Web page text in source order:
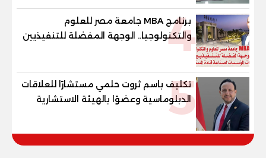
والنور للمكفوفين
4
برنامج MBA جامعة مصر للعلوم
والتكنولوجيا.. الوجهة المفضلة للتنفيذيين
وقيادات المؤسسات لصناعة قادة
5
تكليف باسم ثروت حلمي مستشارًا للعلاقات
الدبلوماسية وعضوًا بالهيئة الاستشارية
العليا لمنظمة «جاد جمينت يوإن»